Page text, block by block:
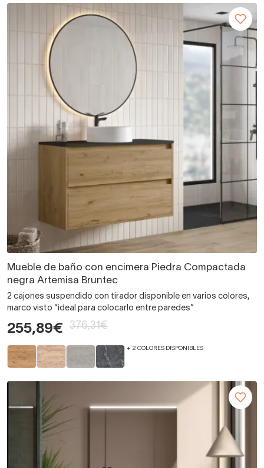
Mueble de baño con encimera Piedra Compactada
negra Artemisa Bruntec
2 cajones suspendido con tirador disponible en varios colores,
marco visto “ideal para colocarlo entre paredes”
255,89€ 376,31€
+ 2 COLORES DISPONIBLES